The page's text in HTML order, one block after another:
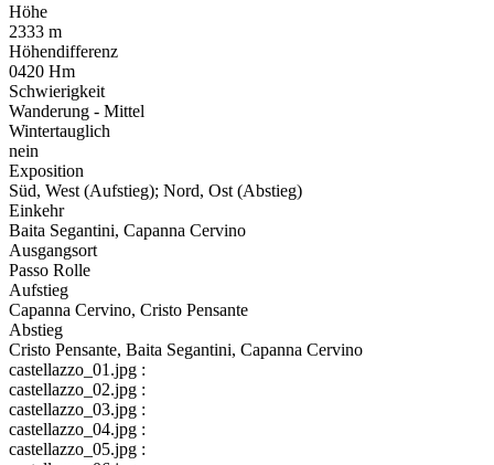
Höhe
2333 m
Höhendifferenz
0420 Hm
Schwierigkeit
Wanderung - Mittel
Wintertauglich
nein
Exposition
Süd, West (Aufstieg); Nord, Ost (Abstieg)
Einkehr
Baita Segantini, Capanna Cervino
Ausgangsort
Passo Rolle
Aufstieg
Capanna Cervino, Cristo Pensante
Abstieg
Cristo Pensante, Baita Segantini, Capanna Cervino
castellazzo_01.jpg :
castellazzo_02.jpg :
castellazzo_03.jpg :
castellazzo_04.jpg :
castellazzo_05.jpg :